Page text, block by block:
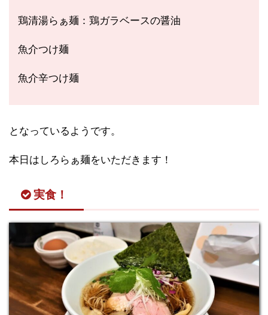
鶏清湯らぁ麺：鶏ガラベースの醤油
魚介つけ麺
魚介辛つけ麺
となっているようです。
本日はしろらぁ麺をいただきます！
実食！